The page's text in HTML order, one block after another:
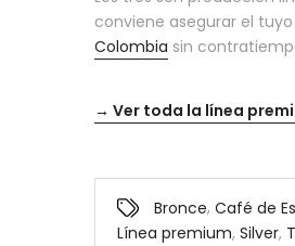
conviene asegurar el
Colombia sin
→ Ver toda la línea
Bronce, Café de
Línea premium, Silver,